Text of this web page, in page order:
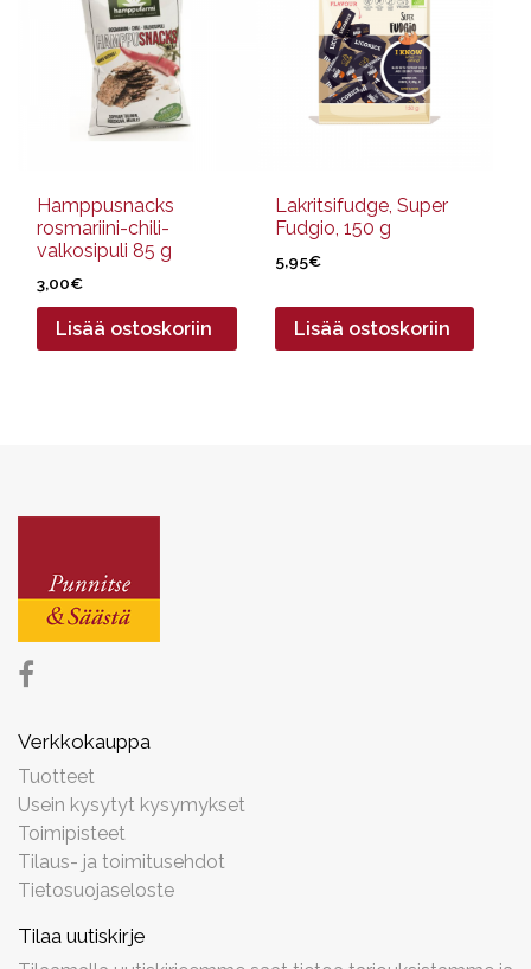
Hamppusnacks
rosmariini-chili-
valkosipuli 85 g
3,00€
Lisää ostoskoriin
Lakritsifudge, Super
Fudgio, 150 g
5,95€
Lisää ostoskoriin
Verkkokauppa
Tuotteet
Usein kysytyt kysymykset
Toimipisteet
Tilaus- ja toimitusehdot
Tietosuojaseloste
Tilaa uutiskirje